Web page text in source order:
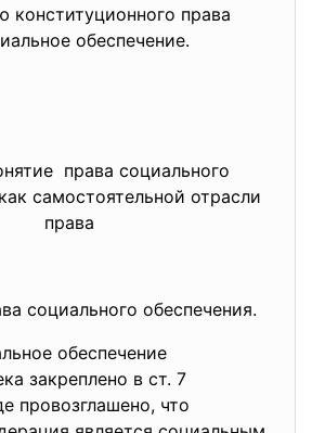
конституционного права
обеспечение.
права социального
самостоятельной отрасли
права
социального обеспечения.
обеспечение
закреплено в ст. 7
провозглашено, что